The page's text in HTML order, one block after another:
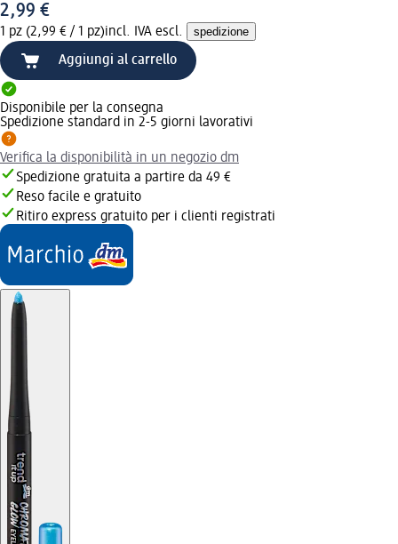
2,99 €
1 pz (2,99 € / 1 pz)incl. IVA escl. spedizione
Aggiungi al carrello
Disponibile per la consegna
Spedizione standard in 2-5 giorni lavorativi
Verifica la disponibilità in un negozio dm
Spedizione gratuita a partire da 49 €
Reso facile e gratuito
Ritiro express gratuito per i clienti registrati